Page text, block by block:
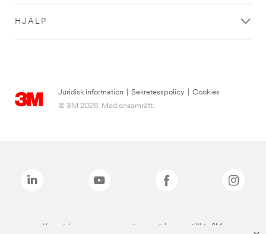
HJÄLP
Juridisk information Sekretesspolicy
Cookies
© 3M 2026. Med ensamrätt.
Varumärken som anges ovan är varumärken som tillhör 3M.